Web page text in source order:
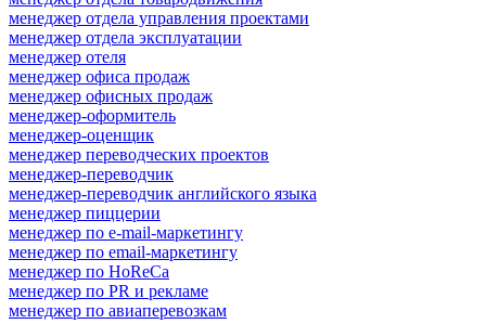
менеджер отдела управления проектами
менеджер отдела эксплуатации
менеджер отеля
менеджер офиса продаж
менеджер офисных продаж
менеджер-оформитель
менеджер-оценщик
менеджер переводческих проектов
менеджер-переводчик
менеджер-переводчик английского языка
менеджер пиццерии
менеджер по e-mail-маркетингу
менеджер по email-маркетингу
менеджер по HoReCa
менеджер по PR и рекламе
менеджер по авиаперевозкам